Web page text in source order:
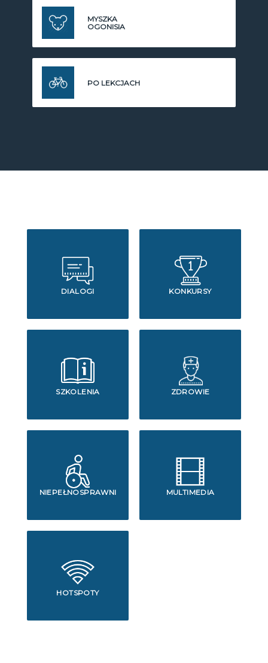
MYSZKA
OGONISIA
PO LEKCJACH
DIALOGI KONKURSY
SZKOLENIA ZDROWIE
NIEPEŁNOSPRAWNI MULTIMEDIA
HOTSPOTY